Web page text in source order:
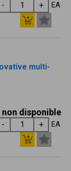
EA
multi-
non disponible
EA